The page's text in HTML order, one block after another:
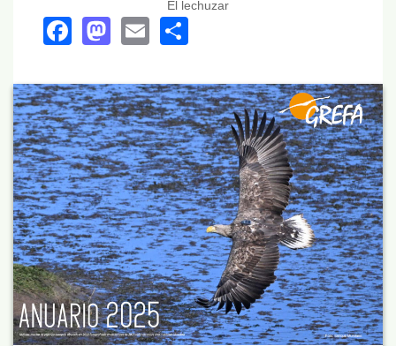
El lechuzar
Facebook
Mastodon
Email